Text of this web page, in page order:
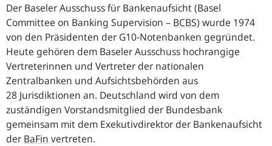
Der Baseler Ausschuss für Bankenaufsicht (Basel
Committee on Banking Supervision – BCBS) wurde 1974
von den Präsidenten der G10-Notenbanken gegründet.
Heute gehören dem Baseler Ausschuss hochrangige
Vertreterinnen und Vertreter der nationalen
Zentralbanken und Aufsichtsbehörden aus
28 Jurisdiktionen an. Deutschland wird von dem
zuständigen Vorstandsmitglied der Bundesbank
gemeinsam mit dem Exekutivdirektor der Bankenaufsicht
der BaFin vertreten.